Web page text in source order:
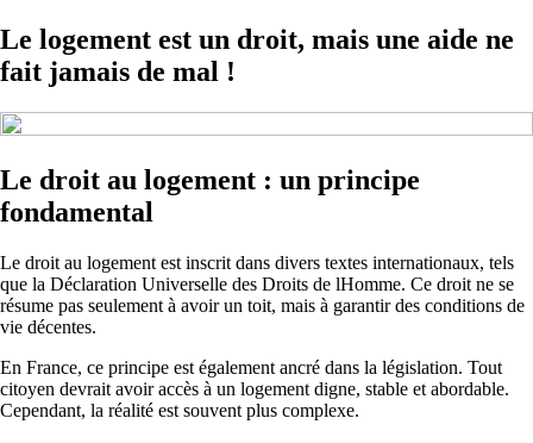
Le logement est un droit, mais une aide ne
fait jamais de mal !
Le droit au logement : un principe
fondamental
Le droit au logement est inscrit dans divers textes internationaux, tels
que la Déclaration Universelle des Droits de lHomme. Ce droit ne se
résume pas seulement à avoir un toit, mais à garantir des conditions de
vie décentes.
En France, ce principe est également ancré dans la législation. Tout
citoyen devrait avoir accès à un logement digne, stable et abordable.
Cependant, la réalité est souvent plus complexe.